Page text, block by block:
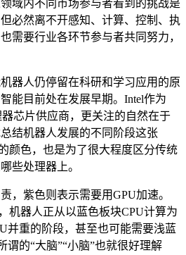
域内不同市场参与者看到的挑战是
必然离不开感知、计算、控制、执
需要行业各环节参与者共同努力，
器人仍停留在科研和学习应用的原
能目前处在发展早期。Intel作为
芯片供应商，更关注的自然在于
结机器人发展的不同阶段这张
颜色，也是为了很大程度区分传统
些处理器上。
，紫色则表示需要用GPU加速。
机器人正从以蓝色板块CPU计算为
并重的阶段，甚至也可能需要浅蓝
谓的“大脑”“小脑”也就很好理解